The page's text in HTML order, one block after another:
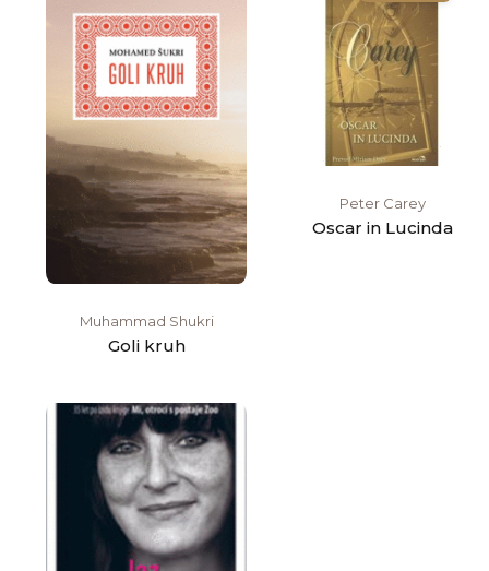
Muhammad Shukri
Goli kruh
Peter Carey
Oscar in Lucinda